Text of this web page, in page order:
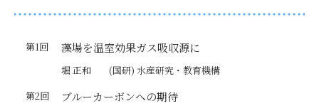
第1回 藻場を温室効果ガス吸収源に
堀 正和
(国研) 水産研究・教育機構
第2回
ブルーカーボンへの期待